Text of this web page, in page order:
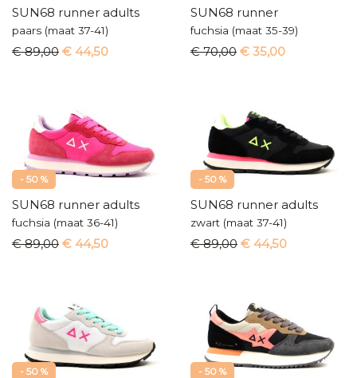
SUN68 runner adults
paars (maat 37-41)
€ 89,00 € 44,50
SUN68 runner
fuchsia (maat 35-39)
€ 70,00 € 35,00
- 50 %
SUN68 runner adults
fuchsia (maat 36-41)
€ 89,00 € 44,50
- 50 %
SUN68 runner adults
zwart (maat 37-41)
€ 89,00 € 44,50
- 50 % - 50 %